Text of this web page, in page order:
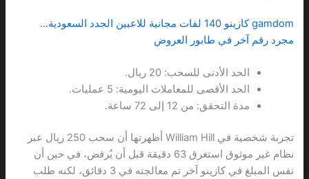
gamdom كازينو 140 لفات مجانية للاعبين الجدد السعودية…
مجرد رقم آخر في طابور العروض
الحد الأدنى للسحب: 20 ريال.
الحد الأقصى للمعاملات اليومية: 5 عمليات.
مدة التحقق: من 12 إلى 72 ساعة.
تجربة شخصية في William Hill أظهرتها أن سحب 250 ريال عبر
نظام غير موثوق استغرق 63 دقيقة قبل أن يُرفض، في حين أن
نفس المبلغ في كازينو آخر تم معالجته في 3 دقائق، لكنه طلب